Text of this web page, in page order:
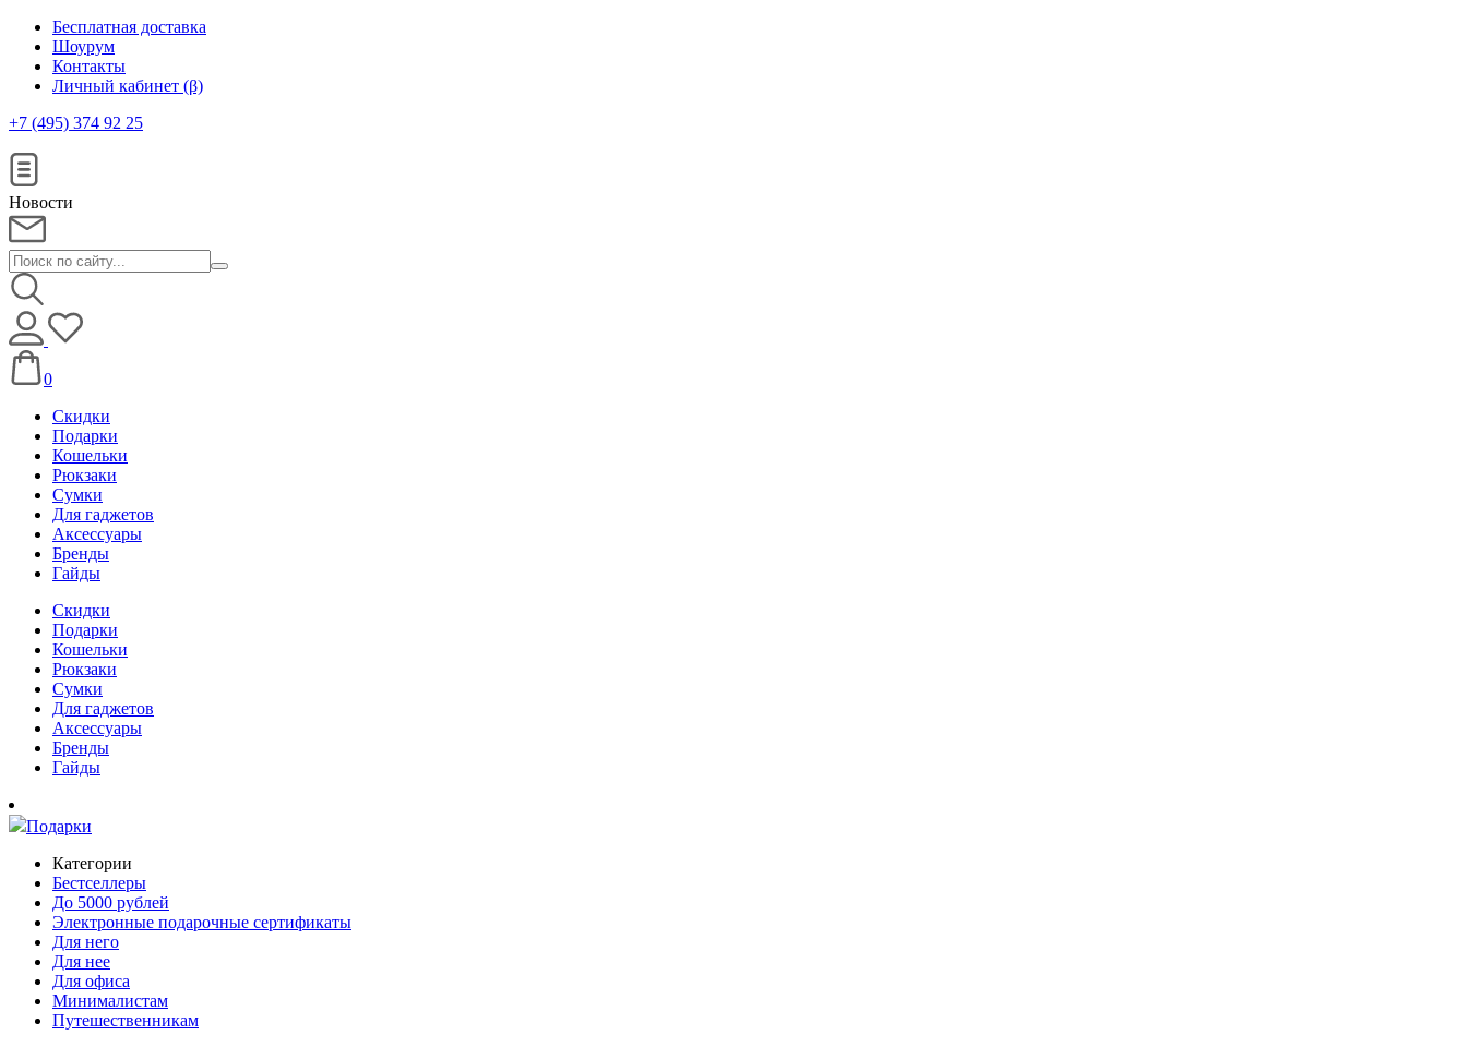
Бесплатная доставка
Шоурум
Контакты
Личный кабинет (β)
+7 (495) 374 92 25
Новости
0
Скидки
Подарки
Кошельки
Рюкзаки
Сумки
Для гаджетов
Аксессуары
Бренды
Гайды
Скидки
Подарки
Кошельки
Рюкзаки
Сумки
Для гаджетов
Аксессуары
Бренды
Гайды
Подарки
Категории
Бестселлеры
До 5000 рублей
Электронные подарочные сертификаты
Для него
Для нее
Для офиса
Минималистам
Путешественникам